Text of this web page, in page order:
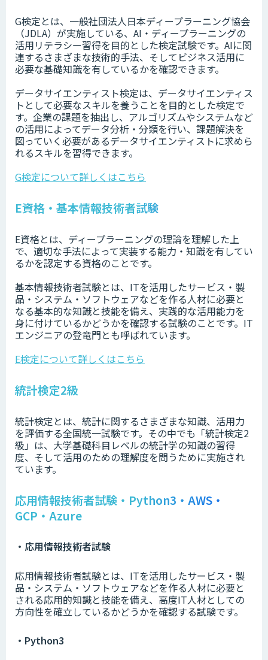
G検定とは、一般社団法人日本ディープラーニング協会
（JDLA）が実施している、AI・ディープラーニングの
活⽤リテラシー習得を目的とした検定試験です。AIに関
連するさまざまな技術的⼿法、そしてビジネス活⽤に
必要な基礎知識を有しているかを確認できます。
データサイエンティスト検定は、データサイエンティス
トとして必要なスキルを養うことを目的とした検定で
す。企業の課題を抽出し、アルゴリズムやシステムなど
の活用によってデータ分析・分類を行い、課題解決を
図っていく必要があるデータサイエンティストに求めら
れるスキルを習得できます。
G検定について詳しくはこちら
E資格・基本情報技術者試験
E資格とは、ディープラーニングの理論を理解した上
で、適切な手法によって実装する能力・知識を有してい
るかを認定する資格のことです。
基本情報技術者試験とは、ITを活用したサービス・製
品・システム・ソフトウェアなどを作る人材に必要と
なる基本的な知識と技能を備え、実践的な活用能力を
身に付けているかどうかを確認する試験のことです。IT
エンジニアの登竜門とも呼ばれています。
E検定について詳しくはこちら
統計検定2級
統計検定とは、統計に関するさまざまな知識、活用力
を評価する全国統一試験です。その中でも「統計検定2
級」は、大学基礎科目レベルの統計学の知識の習得
度、そして活用のための理解度を問うために実施され
ています。
応用情報技術者試験・Python3・AWS・
GCP・Azure
・応用情報技術者試験
応用情報技術者試験とは、ITを活用したサービス・製
品・システム・ソフトウェアなどを作る人材に必要と
される応用的知識と技能を備え、高度IT人材としての
方向性を確立しているかどうかを確認する試験です。
・Python3